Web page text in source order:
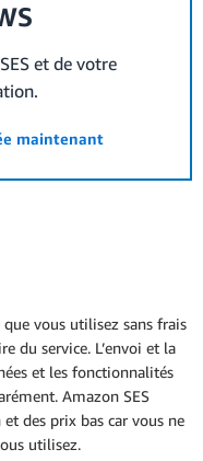
et de votre
maintenant
que vous utilisez sans frais
du service. L’envoi et la
et les fonctionnalités
Amazon SES
des prix bas car vous ne
utilisez.